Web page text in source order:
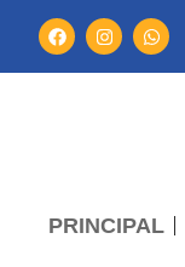
PRINCIPAL